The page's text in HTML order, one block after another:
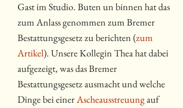
Gast im Studio. Buten un binnen hat das
zum Anlass genommen zum Bremer
Bestattungsgesetz zu berichten (zum
Artikel). Unsere Kollegin Thea hat dabei
aufgezeigt, was das Bremer
Bestattungsgesetz ausmacht und welche
Dinge bei einerAscheausstreuungauf